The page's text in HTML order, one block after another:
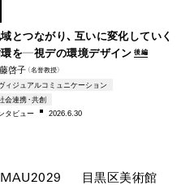
とつながり、互いに変化していく
を―視デの環境デザイン 後編
啓子 （名誉教授）
ィジュアルコミュニケーション
会連携・共創
タビ ュー 2026.6.30
MAU2029 目黒区美術館